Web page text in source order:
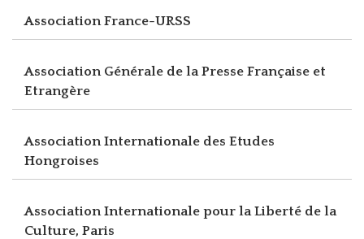
Association France-URSS
Association Générale de la Presse Française et
Etrangère
Association Internationale des Etudes
Hongroises
Association Internationale pour la Liberté de la
Culture, Paris